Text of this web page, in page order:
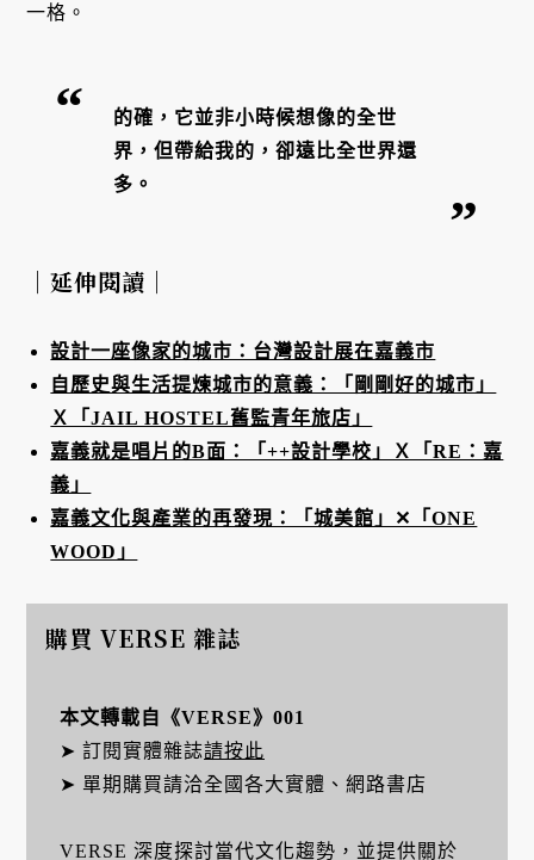
一格。
的確，它並非小時候想像的全世
界，但帶給我的，卻遠比全世界還
多。
｜延伸閱讀｜
設計一座像家的城市：台灣設計展在嘉義市
自歷史與生活提煉城市的意義：「剛剛好的城市」
Ｘ「JAIL HOSTEL舊監青年旅店」
嘉義就是唱片的B面：「++設計學校」Ｘ「RE：嘉
義」
嘉義文化與產業的再發現：「城美館」✕「ONE
WOOD」
購買 VERSE 雜誌
本文轉載自《VERSE》001
➤ 訂閱實體雜誌請按此
➤ 單期購買請洽全國各大實體、網路書店
VERSE 深度探討當代文化趨勢，並提供關於